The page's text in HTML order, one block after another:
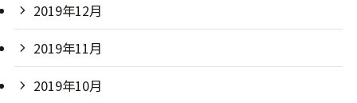
2019年12月
2019年11月
2019年10月